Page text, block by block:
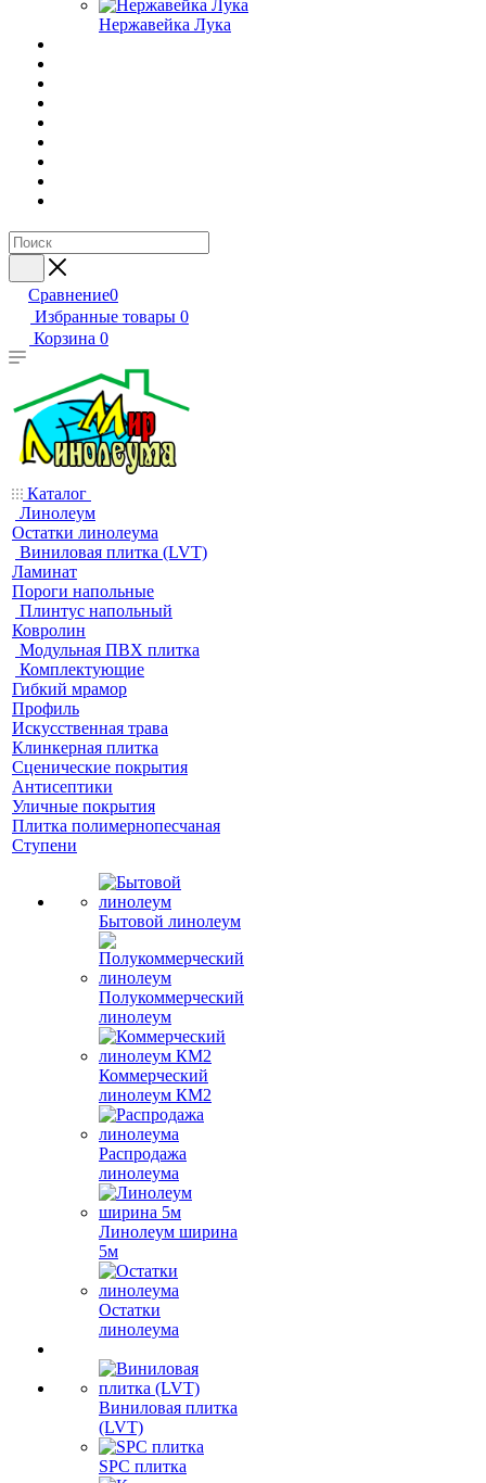
Нержавейка Лука
Сравнение0
Избранные товары 0
Корзина 0
Каталог
Линолеум
Остатки линолеума
Виниловая плитка (LVT)
Ламинат
Пороги напольные
Плинтус напольный
Ковролин
Модульная ПВХ плитка
Комплектующие
Гибкий мрамор
Профиль
Искусственная трава
Клинкерная плитка
Сценические покрытия
Антисептики
Уличные покрытия
Плитка полимернопесчаная
Ступени
Бытовой линолеум
Полукоммерческий
линолеум
Коммерческий
линолеум КМ2
Распродажа
линолеума
Линолеум ширина
5м
Остатки
линолеума
Виниловая плитка
(LVT)
SPC плитка